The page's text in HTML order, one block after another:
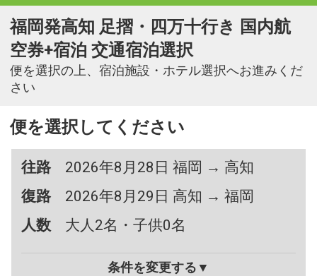
福岡発高知 足摺・四万十行き 国内航
空券+宿泊 交通宿泊選択
便を選択の上、宿泊施設・ホテル選択へお進みくだ
さい
便を選択してください
往路
2026年8月28日 福岡 → 高知
復路
2026年8月29日 高知 → 福岡
人数
大人2名・子供0名
条件を変更する▼